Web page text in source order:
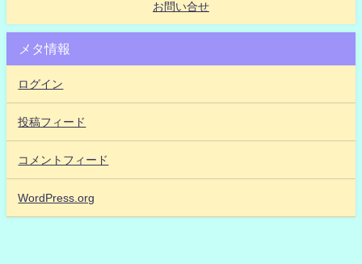
お問い合せ
メタ情報
ログイン
投稿フィード
コメントフィード
WordPress.org